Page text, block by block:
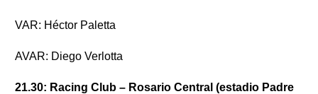
VAR: Héctor Paletta
AVAR: Diego Verlotta
21.30: Racing Club – Rosario Central (estadio Padre